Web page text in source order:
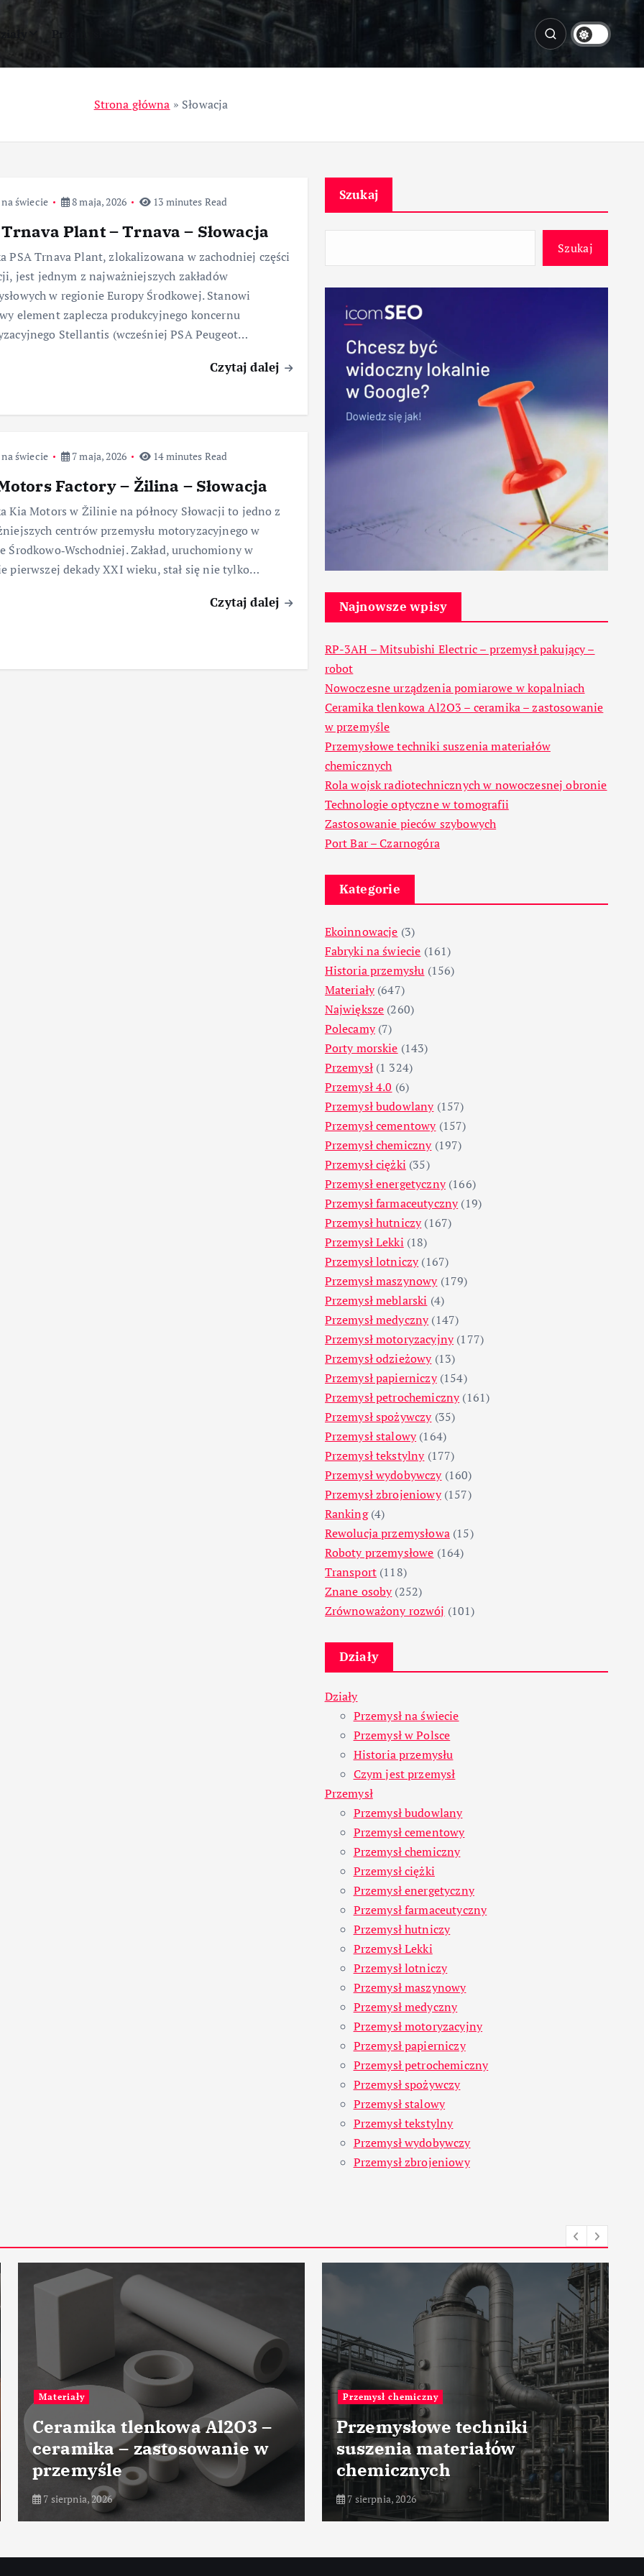
Przemysł
Strona główna » Słowacja
świecie 8 maja, 2026 13 minutes Read
Trnava Plant – Trnava – Słowacja
PSA Trnava Plant, zlokalizowana w zachodniej części
jest jednym z najważniejszych zakładów
w regionie Europy Środkowej. Stanowi
element zaplecza produkcyjnego koncernu
Stellantis (wcześniej PSA Peugeot…
Czytaj dalej
świecie 7 maja, 2026 14 minutes Read
Factory – Žilina – Słowacja
Kia Motors w Žilinie na północy Słowacji to jedno z
centrów przemysłu motoryzacyjnego w
Środkowo‑Wschodniej. Zakład, uruchomiony w
pierwszej dekady XXI wieku, stał się nie tylko…
Czytaj dalej
Szukaj
Szukaj
Najnowsze wpisy
RP-3AH – Mitsubishi Electric – przemysł pakujący –
robot
Nowoczesne urządzenia pomiarowe w kopalniach
Ceramika tlenkowa Al2O3 – ceramika – zastosowanie
w przemyśle
Przemysłowe techniki suszenia materiałów
chemicznych
Rola wojsk radiotechnicznych w nowoczesnej obronie
Technologie optyczne w tomografii
Zastosowanie pieców szybowych
Port Bar – Czarnogóra
Kategorie
Ekoinnowacje (3)
Fabryki na świecie (161)
Historia przemysłu (156)
Materiały(647)
Największe (260)
Polecamy(7)
Porty morskie (143)
Przemysł(1 324)
Przemysł 4.0 (6)
Przemysł budowlany(157)
Przemysł cementowy(157)
Przemysł chemiczny(197)
Przemysł ciężki (35)
Przemysł energetyczny(166)
Przemysł farmaceutyczny(19)
Przemysł hutniczy(167)
Przemysł Lekki (18)
Przemysł lotniczy(167)
Przemysł maszynowy(179)
Przemysł meblarski (4)
Przemysł medyczny(147)
Przemysł motoryzacyjny(177)
Przemysł odzieżowy(13)
Przemysł papierniczy(154)
Przemysł petrochemiczny(161)
Przemysł spożywczy(35)
Przemysł stalowy(164)
Przemysł tekstylny(177)
Przemysł wydobywczy(160)
Przemysł zbrojeniowy(157)
Ranking(4)
Rewolucja przemysłowa(15)
Roboty przemysłowe (164)
Transport (118)
Znane osoby(252)
Zrównoważony rozwój (101)
Działy
Działy
Przemysł na świecie
Przemysł w Polsce
Historia przemysłu
Czym jest przemysł
Przemysł
Przemysł budowlany
Przemysł cementowy
Przemysł chemiczny
Przemysł ciężki
Przemysł energetyczny
Przemysł farmaceutyczny
Przemysł hutniczy
Przemysł Lekki
Przemysł lotniczy
Przemysł maszynowy
Przemysł medyczny
Przemysł motoryzacyjny
Przemysł papierniczy
Przemysł petrochemiczny
Przemysł spożywczy
Przemysł stalowy
Przemysł tekstylny
Przemysł wydobywczy
Przemysł zbrojeniowy
Przemysł chemiczny
Przemysłowe techniki
suszenia materiałów
chemicznych
7 sierpnia, 2026
Przemysł zbrojeniowy
Rola wojsk
radiotechnicznych w
nowoczesnej obronie
7 sierpnia, 2026